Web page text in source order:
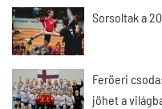
Sorsoltak a
Feröeri
jöhet a